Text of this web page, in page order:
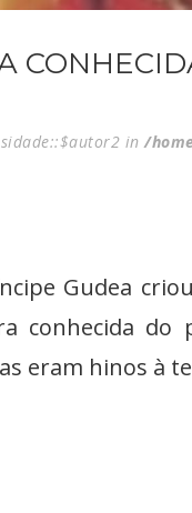
in /
Gudea
conhecida do
eram hinos à